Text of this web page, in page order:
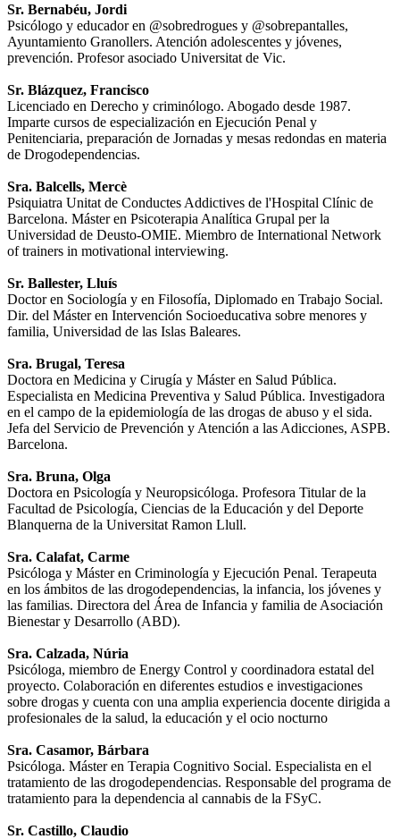
Sr. Bernabéu, Jordi
Psicólogo y educador en @sobredrogues y @sobrepantalles,
Ayuntamiento Granollers. Atención adolescentes y jóvenes,
prevención. Profesor asociado Universitat de Vic.
Sr. Blázquez, Francisco
Licenciado en Derecho y criminólogo. Abogado desde 1987.
Imparte cursos de especialización en Ejecución Penal y
Penitenciaria, preparación de Jornadas y mesas redondas en materia
de Drogodependencias.
Sra. Balcells, Mercè
Psiquiatra Unitat de Conductes Addictives de l'Hospital Clínic de
Barcelona. Máster en Psicoterapia Analítica Grupal per la
Universidad de Deusto-OMIE. Miembro de International Network
of trainers in motivational interviewing.
Sr. Ballester, Lluís
Doctor en Sociología y en Filosofía, Diplomado en Trabajo Social.
Dir. del Máster en Intervención Socioeducativa sobre menores y
familia, Universidad de las Islas Baleares.
Sra. Brugal, Teresa
Doctora en Medicina y Cirugía y Máster en Salud Pública.
Especialista en Medicina Preventiva y Salud Pública. Investigadora
en el campo de la epidemiología de las drogas de abuso y el sida.
Jefa del Servicio de Prevención y Atención a las Adicciones, ASPB.
Barcelona.
Sra. Bruna, Olga
Doctora en Psicología y Neuropsicóloga. Profesora Titular de la
Facultad de Psicología, Ciencias de la Educación y del Deporte
Blanquerna de la Universitat Ramon Llull.
Sra. Calafat, Carme
Psicóloga y Máster en Criminología y Ejecución Penal. Terapeuta
en los ámbitos de las drogodependencias, la infancia, los jóvenes y
las familias. Directora del Área de Infancia y familia de Asociación
Bienestar y Desarrollo (ABD).
Sra. Calzada, Núria
Psicóloga, miembro de Energy Control y coordinadora estatal del
proyecto. Colaboración en diferentes estudios e investigaciones
sobre drogas y cuenta con una amplia experiencia docente dirigida a
profesionales de la salud, la educación y el ocio nocturno
Sra. Casamor, Bárbara
Psicóloga. Máster en Terapia Cognitivo Social. Especialista en el
tratamiento de las drogodependencias. Responsable del programa de
tratamiento para la dependencia al cannabis de la FSyC.
Sr. Castillo, Claudio